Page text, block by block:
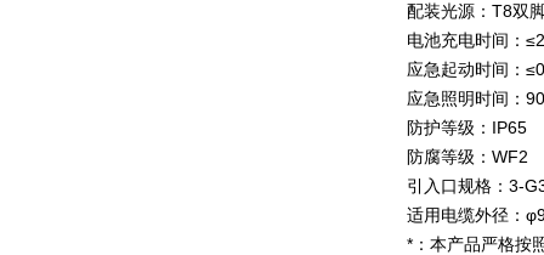
配装光源：T8双
电池充电时间：
应急起动时间：
应急照明时间：
防护等级：IP65
防腐等级：WF2
引入口规格：3-
适用电缆外径：
*：本产品严格按